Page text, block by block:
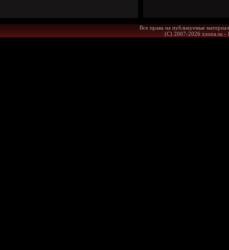
Все права на публикуемые
(С) 2007-2026 xzona.su -